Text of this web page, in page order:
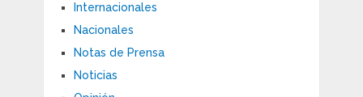
Internacionales
Nacionales
Notas de Prensa
Noticias